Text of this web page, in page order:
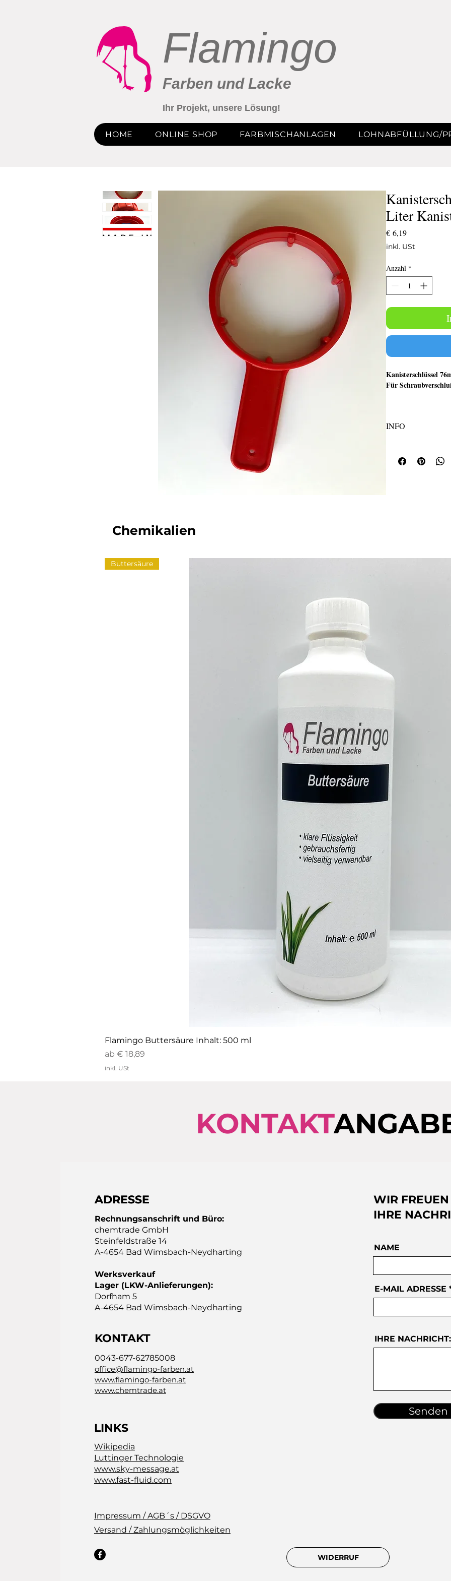
Flamingo
Farben und Lacke
Ihr Projekt, unsere Lösung!
HOME ONLINE SHOP FARBMISCHANLAGEN LOHNABFÜLLUNG/
Liter
€ 6,19Preis
inkl. USt
Anzahl *
Kanisterschlüssel
Für
Material: HDPE
INFO
Eurokanister geprüft
Farbton: rot
Chemikalien
Buttersäure
Flamingo Buttersäure Inhalt: 500 ml
ab € 18,89
Sale-Preis
inkl. USt
KONTAKT
ADRESSE
ADRESSE
Rechnungsanschrift und Büro:
chemtrade GmbH​
Steinfeldstraße 14
A-4654 Bad Wimsbach-Neydharting
Werksverkauf
Lager (LKW-Anlieferungen):
Dorfham 5
A-4654 Bad Wimsbach-Neydharting
KONTAKT
0043-677-62785008
office@flamingo-farben.at
www.flamingo-farben.at
www.chemtrade.at
LINKS
Wikipedia
Luttinger Technologie
www.sky-message.at
www.fast-fluid.com
Impressum / AGB´s / DSGVO
Versand / Zahlungsmöglichkeiten
WIR
IHRE
NAME
E-MAIL ADRESSE
IHRE NACHRICHT:
Senden
WIDERRUF